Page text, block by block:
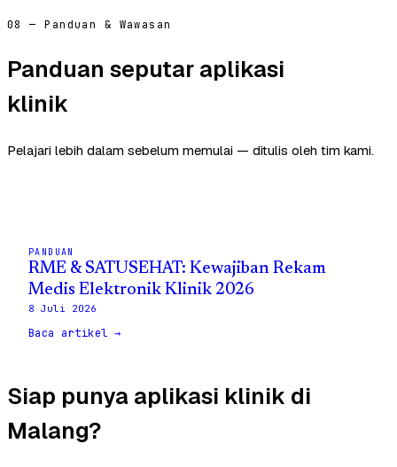
08 — Panduan & Wawasan
Panduan seputar aplikasi
klinik
Pelajari lebih dalam sebelum memulai — ditulis oleh tim kami.
PANDUAN
RME & SATUSEHAT: Kewajiban Rekam
Medis Elektronik Klinik 2026
8 Juli 2026
Baca artikel →
Siap punya aplikasi klinik di
Malang?